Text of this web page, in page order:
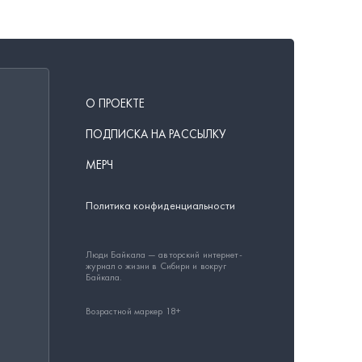
О ПРОЕКТЕ
ПОДПИСКА НА РАССЫЛКУ
МЕРЧ
Политика конфиденциальности
Люди Байкала — авторский интернет-
журнал о жизни в Сибири и вокруг
Байкала.
Возрастной маркер 18+